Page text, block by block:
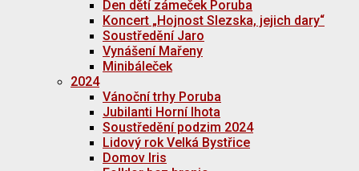
Den dětí zámeček Poruba
Koncert „Hojnost Slezska, jejich dary“
Soustředění Jaro
Vynášení Mařeny
Minibáleček
2024
Vánoční trhy Poruba
Jubilanti Horní lhota
Soustředění podzim 2024
Lidový rok Velká Bystřice
Domov Iris